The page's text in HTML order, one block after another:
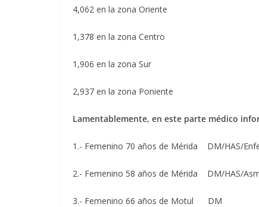
4,062 en la zona Oriente
1,378 en la zona Centro
1,906 en la zona Sur
2,937 en la zona Poniente
Lamentablemente, en este parte médico
1.- Femenino 70 años de Mérida DM/HAS/
2.- Femenino 58 años de Mérida DM/HAS/
3.- Femenino 66 años de Motul DM